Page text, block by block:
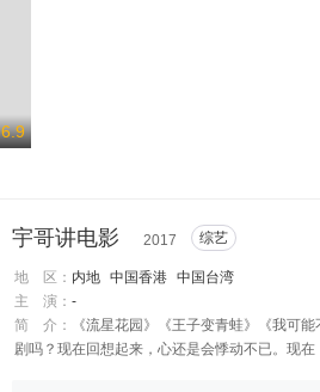
6.9
宇哥讲电影 2017 综艺
地 区： 内地 中国香港 中国台湾
主 演： -
简 介：
《流星花园》《王子变青蛙》《我可
剧吗？现在回想起来，心还是会悸动不已。现